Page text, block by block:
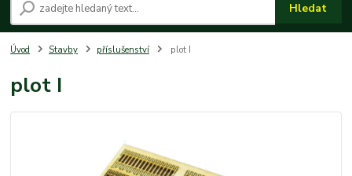
Hledat
Úvod Stavby příslušenství plot I
plot I